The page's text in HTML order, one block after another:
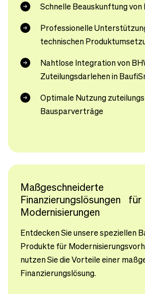
Schnelle Beauskunftung
Professionelle
technischen
Nahtlose Integration von
Zuteilungsdarlehen in
Optimale Nutzung
Bausparverträge
Maßgeschneiderte
Finanzierungslösungen für
Modernisierungen
Entdecken Sie unsere speziellen
Produkte für
nutzen Sie die Vorteile einer
Finanzierungslösung.